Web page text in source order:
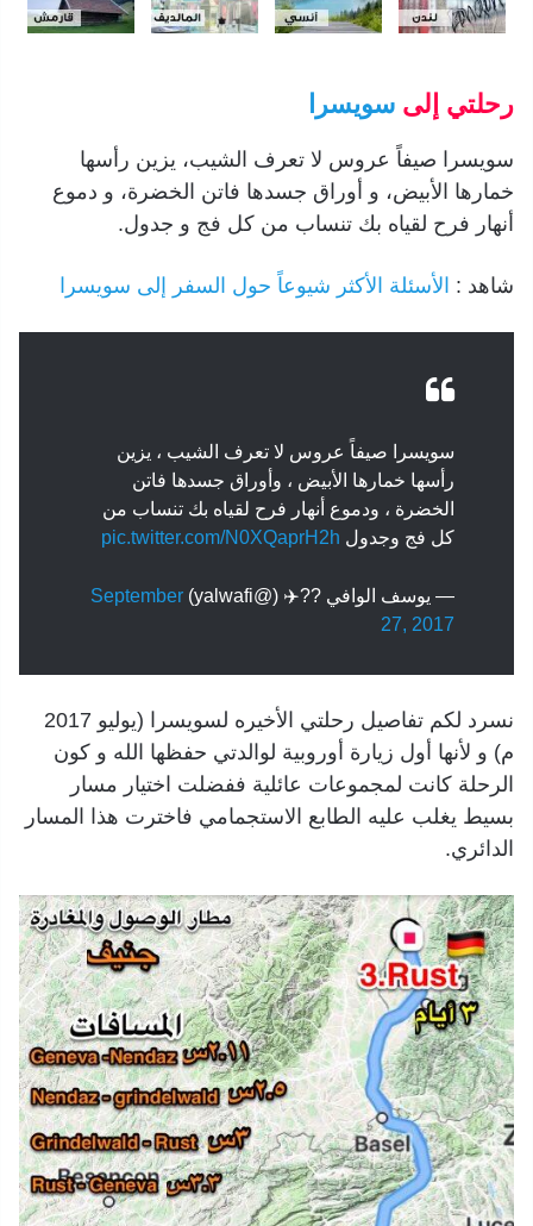
رحلتي إلى سويسرا
سويسرا صيفاً عروس لا تعرف الشيب، يزين رأسها
خمارها الأبيض، و أوراق جسدها فاتن الخضرة، و دموع
أنهار فرح لقياه بك تنساب من كل فج و جدول.
شاهد : الأسئلة الأكثر شيوعاً حول السفر إلى سويسرا
سويسرا صيفاً عروس لا تعرف الشيب ، يزين
رأسها خمارها الأبيض ، وأوراق جسدها فاتن
الخضرة ، ودموع أنهار فرح لقياه بك تنساب من
كل فج وجدول pic.twitter.com/N0XQaprH2h
— يوسف الوافي ??✈️ (@yalwafi)
September
27, 2017
نسرد لكم تفاصيل رحلتي الأخيره لسويسرا (يوليو 2017
م) و لأنها أول زيارة أوروبية لوالدتي حفظها الله و كون
الرحلة كانت لمجموعات عائلية ففضلت اختيار مسار
بسيط يغلب عليه الطابع الاستجمامي فاخترت هذا المسار
الدائري.